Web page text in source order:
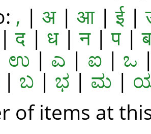
, | अ| आ |ई|
द| ध|न|प |
ಉ | ಎ| ಐ| ಒ
ಬ | ಭ | ಮ|
of items at